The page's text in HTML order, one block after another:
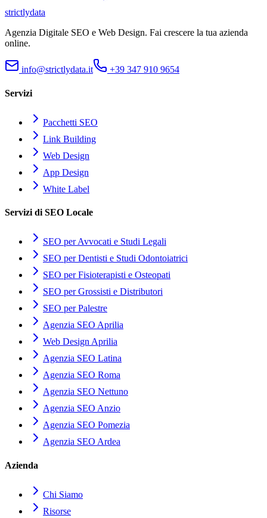
strictlydata
Agenzia Digitale SEO e Web Design. Fai crescere la tua azienda
online.
info@strictlydata.it +39 347 910 9654
Servizi
Pacchetti SEO
Link Building
Web Design
App Design
White Label
Servizi di SEO Locale
SEO per Avvocati e Studi Legali
SEO per Dentisti e Studi Odontoiatrici
SEO per Fisioterapisti e Osteopati
SEO per Grossisti e Distributori
SEO per Palestre
Agenzia SEO Aprilia
Web Design Aprilia
Agenzia SEO Latina
Agenzia SEO Roma
Agenzia SEO Nettuno
Agenzia SEO Anzio
Agenzia SEO Pomezia
Agenzia SEO Ardea
Azienda
Chi Siamo
Risorse